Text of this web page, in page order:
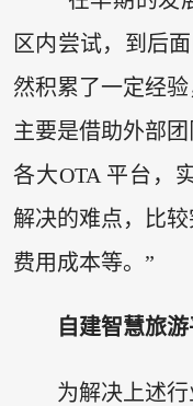
区内尝试，到后
然积累了一定经
主要是借助外部
各大OTA 平台，
解决的难点，比较
费用成本等。”
自建智慧旅
为解决上述